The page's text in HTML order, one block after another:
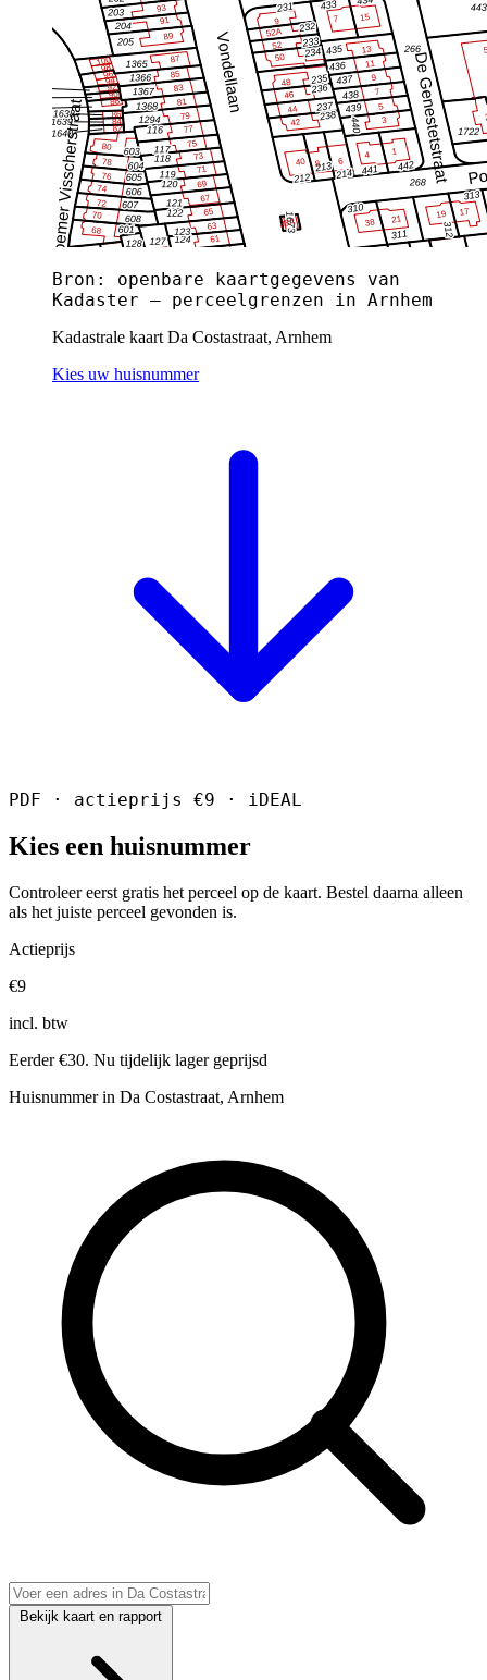
Bron: openbare kaartgegevens van
Kadaster — perceelgrenzen in Arnhem
Kadastrale kaart Da Costastraat, Arnhem
Kies uw huisnummer
PDF · actieprijs €9 · iDEAL
Kies een huisnummer
Controleer eerst gratis het perceel op de kaart. Bestel daarna alleen
als het juiste perceel gevonden is.
Actieprijs
€9
incl. btw
Eerder €30. Nu tijdelijk lager geprijsd
Huisnummer in Da Costastraat, Arnhem
Bekijk kaart en rapport